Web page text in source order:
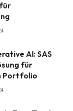
AI: SAS
für
Portfolio